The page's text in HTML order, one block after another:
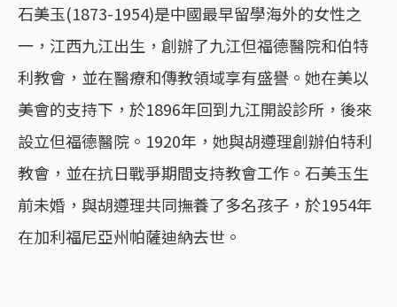
石美玉(1873-1954)是中國最早留學海外的女性之
一，江西九江出生，創辦了九江但福德醫院和伯特
利教會，並在醫療和傳教領域享有盛譽。她在美以
美會的支持下，於1896年回到九江開設診所，後來
設立但福德醫院。1920年，她與胡遵理創辦伯特利
教會，並在抗日戰爭期間支持教會工作。石美玉生
前未婚，與胡遵理共同撫養了多名孩子，於1954年
在加利福尼亞州帕薩迪納去世。